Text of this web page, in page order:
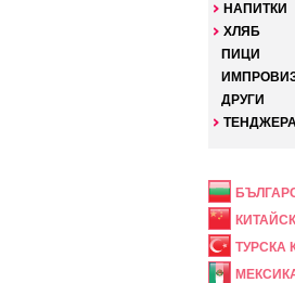
НАПИТКИ
ХЛЯБ
ПИЦИ
ДРУГИ
ТУРСКА